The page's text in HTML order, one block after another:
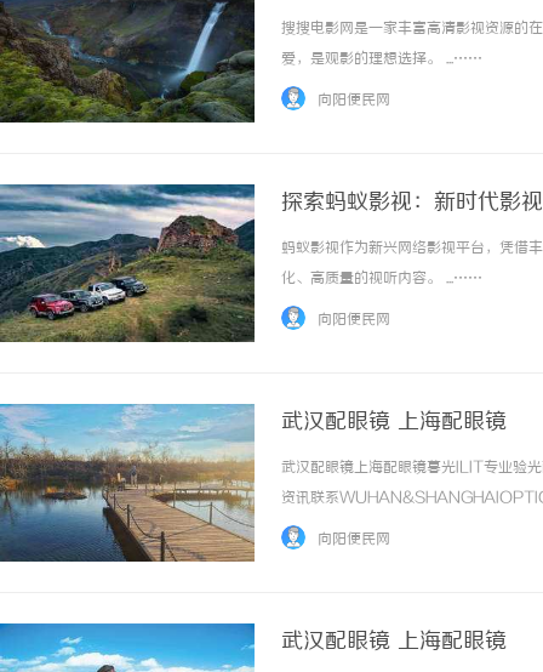
搜搜电影网是一家丰富高清影视资源的
爱，是观影的理想选择。 ...……
向阳便民网
探索蚂蚁影视：新时代影
蚂蚁影视作为新兴网络影视平台，凭借
化、高质量的视听内容。 ...……
向阳便民网
武汉配眼镜 上海配眼镜
武汉配眼镜上海配眼镜暮光ILIT专业验
资讯联系
品牌，现于武汉与上海设有4家门店。
向阳便民网
武汉配眼镜 上海配眼镜